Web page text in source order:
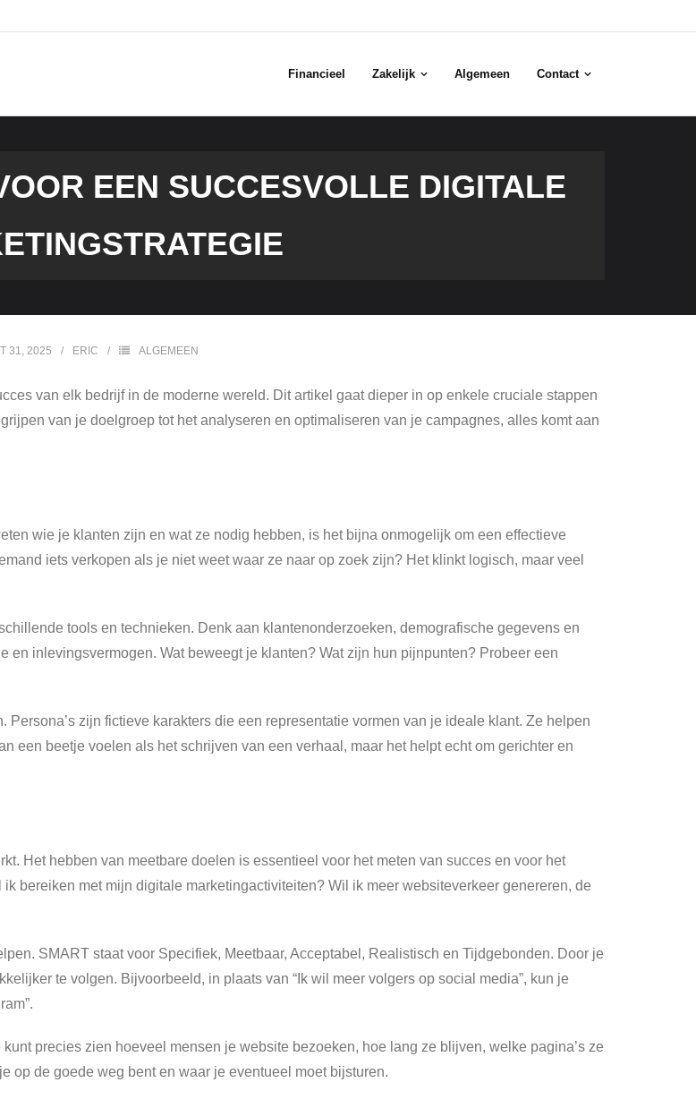
Financieel Zakelijk Algemeen Contact
EEN SUCCESVOLLE DIGITALE
31, 2025 ERIC ALGEMEEN
van elk bedrijf in de moderne wereld. Dit artikel gaat dieper in op enkele cruciale stappen
van je doelgroep tot het analyseren en optimaliseren van je campagnes, alles komt aan
wie je klanten zijn en wat ze nodig hebben, is het bijna onmogelijk om een effectieve
iets verkopen als je niet weet waar ze naar op zoek zijn? Het klinkt logisch, maar veel
tools en technieken. Denk aan klantenonderzoeken, demografische gegevens en
en inlevingsvermogen. Wat beweegt je klanten? Wat zijn hun pijnpunten? Probeer een
Persona’s zijn fictieve karakters die een representatie vormen van je ideale klant. Ze helpen
een beetje voelen als het schrijven van een verhaal, maar het helpt echt om gerichter en
Het hebben van meetbare doelen is essentieel voor het meten van succes en voor het
bereiken met mijn digitale marketingactiviteiten? Wil ik meer websiteverkeer genereren, de
SMART staat voor Specifiek, Meetbaar, Acceptabel, Realistisch en Tijdgebonden. Door je
te volgen. Bijvoorbeeld, in plaats van “Ik wil meer volgers op social media”, kun je
precies zien hoeveel mensen je website bezoeken, hoe lang ze blijven, welke pagina’s ze
op de goede weg bent en waar je eventueel moet bijsturen.